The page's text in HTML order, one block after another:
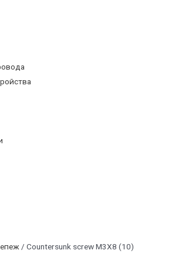
/ Countersunk screw M3X8 (10)